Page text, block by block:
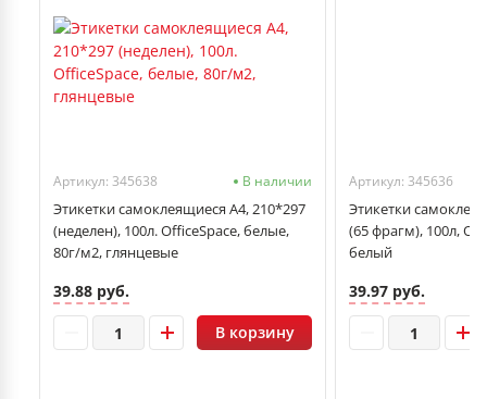
Артикул: 345638 В наличии
Этикетки самоклеящиеся А4, 210*297
(неделен), 100л. OfficeSpace, белые,
80г/м2, глянцевые
39.88 руб.
В корзину
Артикул: 345636
Этикетки
(65 фрагм), 100л,
белый
39.97 руб.